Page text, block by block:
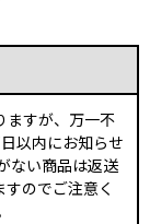
ますが、万一不
以内にお知らせ
ない商品は返送
のでご注意く